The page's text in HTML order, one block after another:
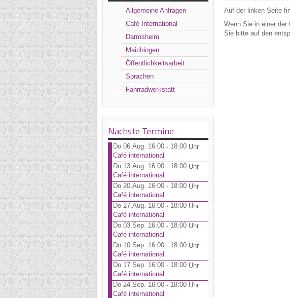
Allgemeine Anfragen
Café International
Darmsheim
Maichingen
Öffentlichkeitsarbeit
Sprachen
Fahrradwerkstatt
Nächste Termine
Do 06.Aug. 16:00- 18:00Uhr
Café international
Do 13.Aug. 16:00- 18:00Uhr
Café international
Do 20.Aug. 16:00- 18:00Uhr
Café international
Do 27.Aug. 16:00- 18:00Uhr
Café international
Do 03.Sep. 16:00- 18:00Uhr
Café international
Do 10.Sep. 16:00- 18:00Uhr
Café international
Do 17.Sep. 16:00- 18:00Uhr
Café international
Do 24.Sep. 16:00- 18:00Uhr
Café international
Auf der linken Seite
Wenn Sie in einer der
Sie bitte auf den